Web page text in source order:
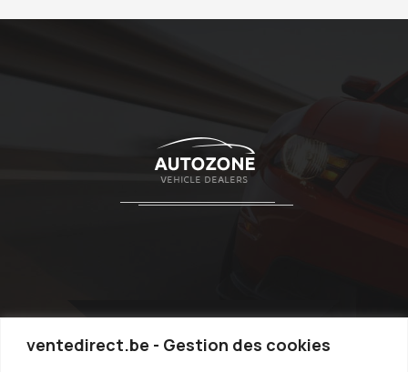
ventedirect.be - Gestion des cookies